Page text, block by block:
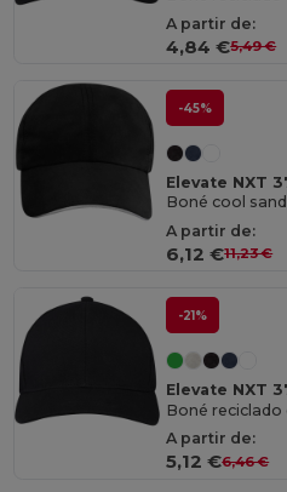
A partir de:
4,84 €5,49 €
-45%
Elevate NXT
A partir de:
6,12 €11,23 €
-21%
Elevate NXT
Boné
A partir de:
5,12 €6,46 €